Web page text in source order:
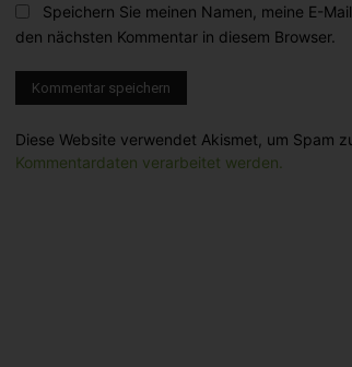
Speichern Sie meinen Namen, meine E-
den nächsten Kommentar in diesem Browser.
Diese Website verwendet Akismet, um Spam
Kommentardaten verarbeitet werden.